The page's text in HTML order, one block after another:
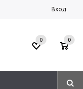
Вход
0 0